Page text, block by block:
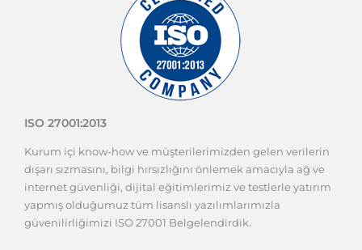
ISO 27001:2013
Kurum içi know-how ve müşterilerimizden gelen verilerin
dışarı sızmasını, bilgi hırsızlığını önlemek amacıyla ağ ve
internet güvenliği, dijital eğitimlerimiz ve testlerle yatırım
yapmış olduğumuz tüm lisanslı yazılımlarımızla
güvenilirliğimizi ISO 27001 Belgelendirdik.